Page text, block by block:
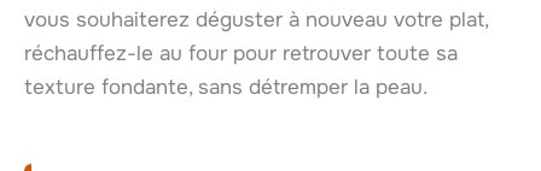
vous souhaiterez déguster à nouveau votre plat,
réchauffez-le au four pour retrouver toute sa
texture fondante, sans détremper la peau.